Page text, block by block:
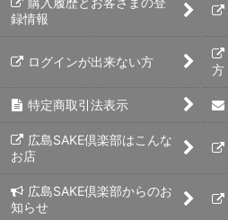
録情報
ログインが出来ない方
方
特定商取引法表示
広島SAKE倶楽部はこんな
お店
広島SAKE倶楽部からのお
知らせ